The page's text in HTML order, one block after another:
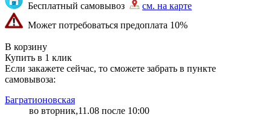
Бесплатный самовывоз
см. на карте
Может потребоваться предоплата 10%
В корзину
Купить в 1 клик
Если закажете сейчас, то сможете забрать в пункте
самовывоза:
Багратионовская
во вторник,11.08 после 10:00